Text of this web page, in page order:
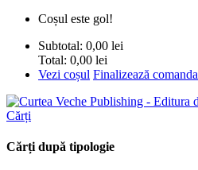
Coșul este gol!
Subtotal: 0,00 lei
Total: 0,00 lei
Vezi coșul Finalizează comanda
Cărți
Cărți după tipologie